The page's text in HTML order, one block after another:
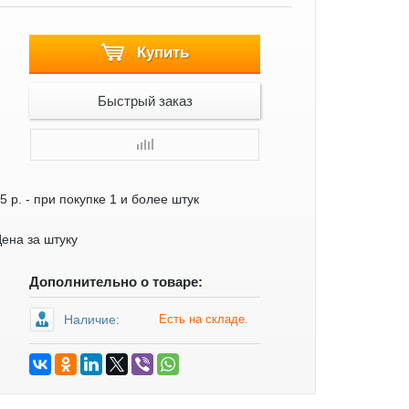
Купить
Быстрый заказ
р. - при покупке 1 и более штук
за штуку
Дополнительно о товаре:
Наличие: Есть на складе.